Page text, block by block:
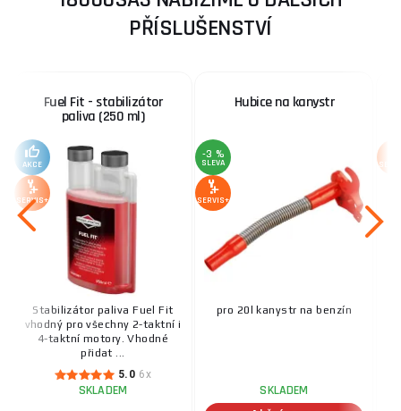
PŘÍSLUŠENSTVÍ
Fuel Fit - stabilizátor
paliva (250 ml)
AKCE
SERVIS+
Stabilizátor paliva Fuel Fit
vhodný pro všechny 2-taktní i
4-taktní motory. Vhodné
přidat ...
5.0 6x
SKLADEM
Hubice na kanystr
-3 %
SLEVA
SERVIS+
pro 20l kanystr na benzín
SKLADEM